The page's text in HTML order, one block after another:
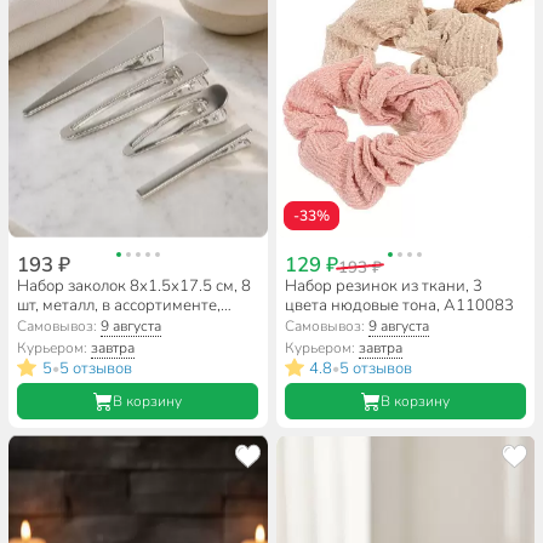
193 ₽
Набор заколок 8х1.5х17.5 см, 8
шт, металл, в ассортименте,
A110092
Самовывоз:9 августа
Курьером:завтра
5•5 отзывов
В корзину
-33%
129 ₽193 ₽
Набор резинок из ткани, 3
цвета нюдовые тона, A110083
Самовывоз: 9 августа
Курьером: завтра
4.8•5 отзывов
В корзину